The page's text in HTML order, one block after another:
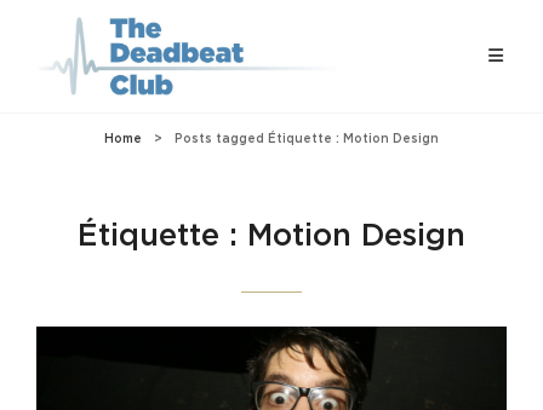
Home > Posts tagged Étiquette : Motion Design
Étiquette : Motion Design